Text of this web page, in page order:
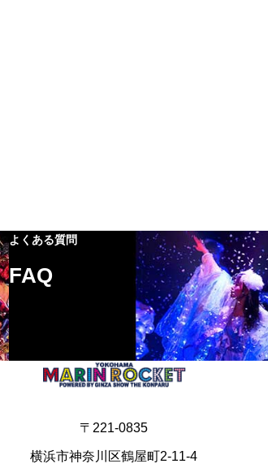
よくある質問
FAQ
〒221-0835
横浜市神奈川区鶴屋町2-11-4